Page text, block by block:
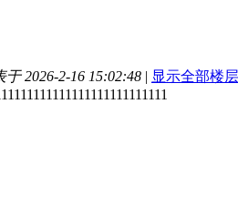
于 2026-2-16 15:02:48 | 显示全部楼层